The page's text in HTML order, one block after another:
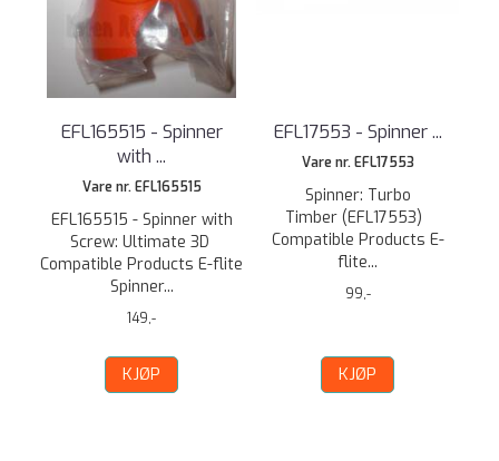
EFL165515 - Spinner
with ...
Vare nr. EFL165515
EFL165515 - Spinner with
Screw: Ultimate 3D
Compatible Products E-flite
Spinner...
149,-
KJØP
EFL17553 - Spinner ...
Vare nr. EFL17553
Spinner: Turbo
Timber (EFL17553)
Compatible Products E-
flite...
99,-
KJØP